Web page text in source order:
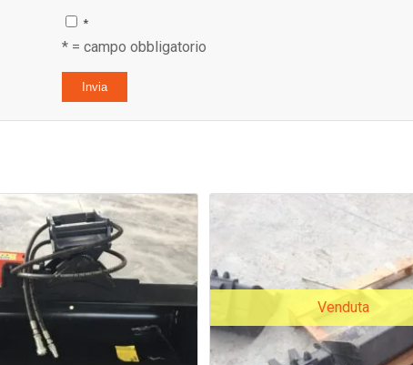
*
* = campo obbligatorio
Venduta